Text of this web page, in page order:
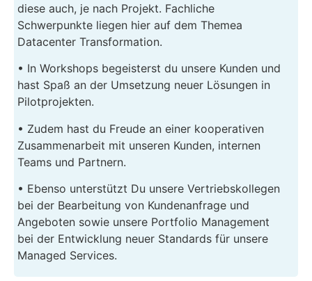
diese auch, je nach Projekt. Fachliche
Schwerpunkte liegen hier auf dem Themea
Datacenter Transformation.
• In Workshops begeisterst du unsere Kunden und
hast Spaß an der Umsetzung neuer Lösungen in
Pilotprojekten.
• Zudem hast du Freude an einer kooperativen
Zusammenarbeit mit unseren Kunden, internen
Teams und Partnern.
• Ebenso unterstützt Du unsere Vertriebskollegen
bei der Bearbeitung von Kundenanfrage und
Angeboten sowie unsere Portfolio Management
bei der Entwicklung neuer Standards für unsere
Managed Services.